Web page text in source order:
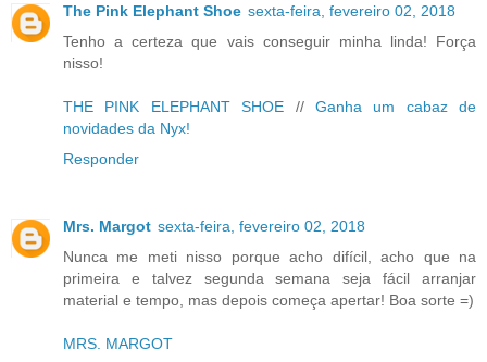
The Pink Elephant Shoe sexta-feira, fevereiro 02, 2018
Tenho a certeza que vais conseguir minha linda! Força
nisso!
THE PINK ELEPHANT SHOE // Ganha um cabaz de
novidades da Nyx!
Responder
Mrs. Margot sexta-feira, fevereiro 02, 2018
Nunca me meti nisso porque acho difícil, acho que na
primeira e talvez segunda semana seja fácil arranjar
material e tempo, mas depois começa apertar! Boa sorte =)
MRS. MARGOT